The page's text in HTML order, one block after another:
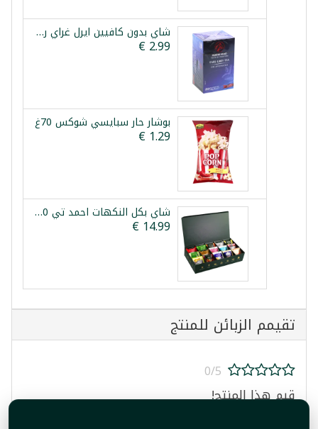
شاي بدون كافيين ايرل غراي راس الحصان 20 ظرف
بوشار حار سبايسي شوكس 70غ
شاي بكل النكهات احمد تي 90 ظرف
تقيمم الزبائن للمنتج
0/5
قيم هذا المنتج!